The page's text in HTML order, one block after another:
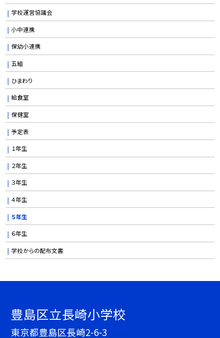
学校運営協議会
小中連携
保幼小連携
五組
ひまわり
給食室
保健室
予定表
１年生
２年生
３年生
４年生
５年生
６年生
学校からの配布文書
豊島区立長崎小学校
東京都豊島区長崎2-6-3